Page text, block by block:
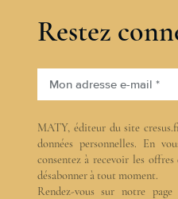
Restez
Mon adresse e-mail *
MATY, éditeur du site
données personnelles. En
consentez à recevoir les
désabonner à tout moment.
Rendez-vous sur notre page